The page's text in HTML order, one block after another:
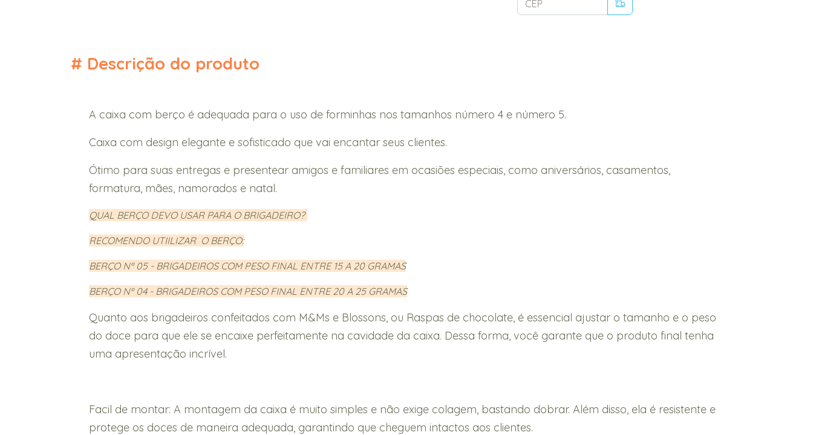
# Descrição do produto
A caixa com berço é adequada para o uso de forminhas nos tamanhos número 4 e número 5.
Caixa com design elegante e sofisticado que vai encantar seus clientes.
Ótimo para suas entregas e presentear amigos e familiares em ocasiões especiais, como aniversários, casamentos,
formatura, mães, namorados e natal.
QUAL BERÇO DEVO USAR PARA O BRIGADEIRO?
RECOMENDO UTIILIZAR O BERÇO:
BERÇO Nº 05 - BRIGADEIROS COM PESO FINAL ENTRE 15 A 20 GRAMAS
BERÇO Nº 04 - BRIGADEIROS COM PESO FINAL ENTRE 20 A 25 GRAMAS
Quanto aos brigadeiros confeitados com M&Ms e Blossons, ou Raspas de chocolate, é essencial ajustar o tamanho e o peso
do doce para que ele se encaixe perfeitamente na cavidade da caixa. Dessa forma, você garante que o produto final tenha
uma apresentação incrível.
Facil de montar: A montagem da caixa é muito simples e não exige colagem, bastando dobrar. Além disso, ela é resistente e
protege os doces de maneira adequada, garantindo que cheguem intactos aos clientes.